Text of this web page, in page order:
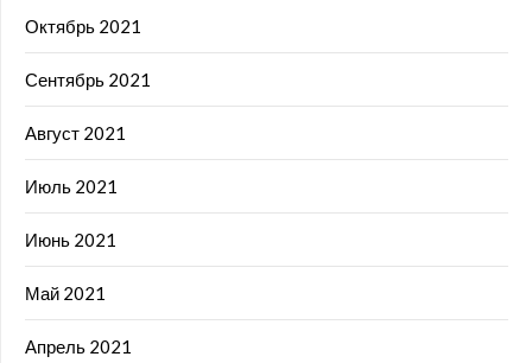
Октябрь 2021
Сентябрь 2021
Август 2021
Июль 2021
Июнь 2021
Май 2021
Апрель 2021